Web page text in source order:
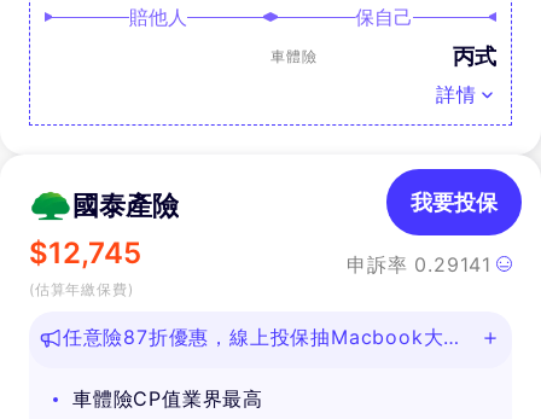
賠他人 保自己
車體險 丙式
詳情
國泰產險
$12,745
(估算年繳保費)
申訴率 0.29141
我要投保
任意險87折優惠，線上投保抽Macbook大
車體險CP值業界最高